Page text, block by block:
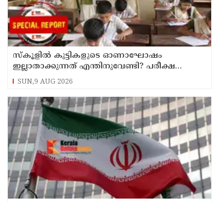
സ്‌കൂളില്‍ കുട്ടികളുടെ ഓണാഘോഷം
ഇല്ലാതാക്കുന്നത് എന്തിനുവേണ്ടി? പരീക്ഷ
ഷെഡ്യൂള്‍ മാറ്റിയത് തിരുത്തുമോ?
SUN,9 AUG 2026